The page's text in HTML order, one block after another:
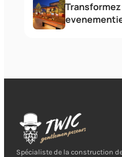
Spécialiste de la construction